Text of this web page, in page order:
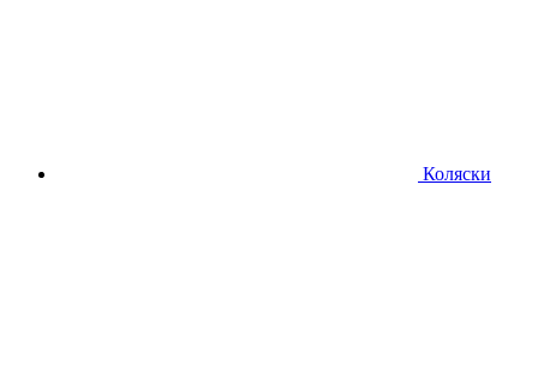
Коляски